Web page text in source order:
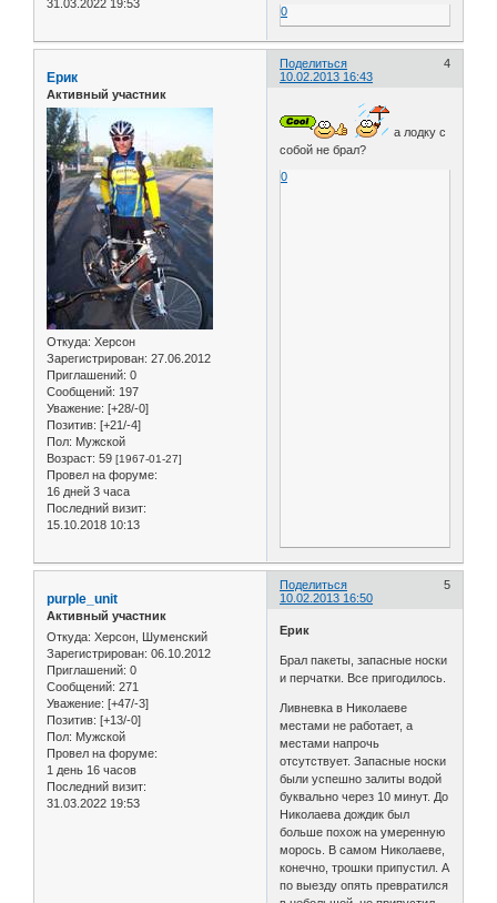
31.03.2022 19:53
0
Поделиться
4
10.02.2013 16:43
Ерик
Активный участник
Откуда: Херсон
Зарегистрирован: 27.06.2012
Приглашений: 0
Сообщений: 197
Уважение: [+28/-0]
Позитив: [+21/-4]
Пол: Мужской
Возраст: 59 [1967-01-27]
Провел на форуме:
16 дней 3 часа
Последний визит:
15.10.2018 10:13
а лодку с
собой не брал?
0
Поделиться
5
10.02.2013 16:50
purple_unit
Активный участник
Откуда: Херсон, Шуменский
Зарегистрирован: 06.10.2012
Приглашений: 0
Сообщений: 271
Уважение: [+47/-3]
Позитив: [+13/-0]
Пол: Мужской
Провел на форуме:
1 день 16 часов
Последний визит:
31.03.2022 19:53
Ерик
Брал пакеты, запасные носки
и перчатки. Все пригодилось.
Ливневка в Николаеве
местами не работает, а
местами напрочь
отсутствует. Запасные носки
были успешно залиты водой
буквально через 10 минут. До
Николаева дождик был
больше похож на умеренную
морось. В самом Николаеве,
конечно, трошки припустил. А
по выезду опять превратился